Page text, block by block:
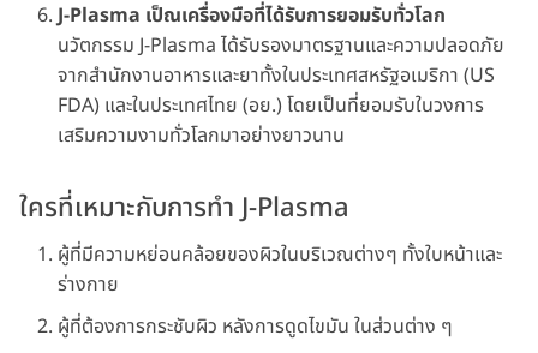
J-Plasma เป็ณเครื่องมือที่ได้รับการยอมรับทั่วโลก
นวัตกรรม J-Plasma ได้รับรองมาตรฐานและความปลอดภัย
จากสำนักงานอาหารและยาทั้งในประเทศสหรัฐอเมริกา (US
FDA) และในประเทศไทย (อย.) โดยเป็นที่ยอมรับในวงการ
เสริมความงามทั่วโลกมาอย่างยาวนาน
ใครที่เหมาะกับการทำ J-Plasma
ผู้ที่มีความหย่อนคล้อยของผิวในบริเวณต่างๆ ทั้งใบหน้าและ
ร่างกาย
ผู้ที่ต้องการกระชับผิว หลังการดูดไขมัน ในส่วนต่าง ๆ